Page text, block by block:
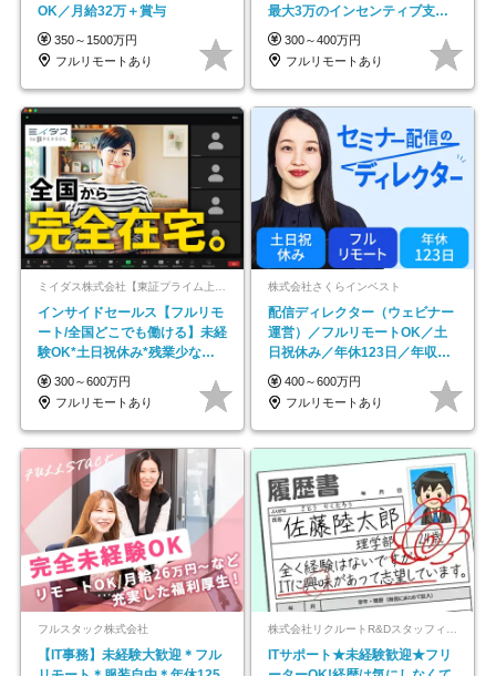
OK／月給32万＋賞与
350～1500万円
フルリモートあり
最大3万のインセンティブ支給/
平均年齢33歳
300～400万円
フルリモートあり
ミイダス株式会社【東証プライム上場パーソルグループ】
インサイドセールス【フルリモ
ート/全国どこでも働ける】未経
験OK*土日祝休み*残業少なめ*
在宅勤務手当あり
300～600万円
フルリモートあり
株式会社さくらインベスト
配信ディレクター（ウェビナー
運営）／フルリモートOK／土
日祝休み／年休123日／年収
600万円可
400～600万円
フルリモートあり
フルスタック株式会社
【IT事務】未経験大歓迎＊フル
ITサポート★未経験歓迎★フリ